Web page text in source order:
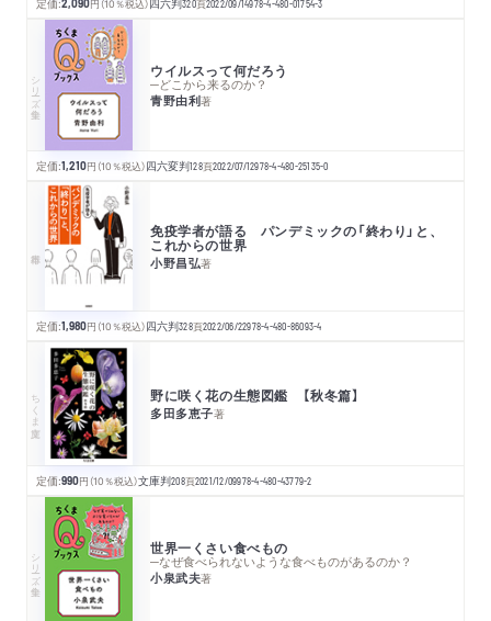
2,090円 （10％税込）四六判320頁2022/09/14978-4-480-01754-3
シリーズ・全集 ウイルスって何だろう
─どこから来るのか？
青野由利著
定価:1,210円 （10％税込）四六変判128頁2022/07/12978-4-480-25135-0
免疫学者が語る パンデミックの「終わり」と、
これからの世界
小野昌弘著
定価:1,980円 （10％税込）四六判328頁2022/06/22978-4-480-86093-4
ちくま文庫 野に咲く花の生態図鑑 【秋冬篇】
多田多恵子著
定価:990円 （10％税込）文庫判208頁2021/12/09978-4-480-43779-2
シリーズ・全集 世界一くさい食べもの
─なぜ食べられないような食べものがあるのか？
小泉武夫著